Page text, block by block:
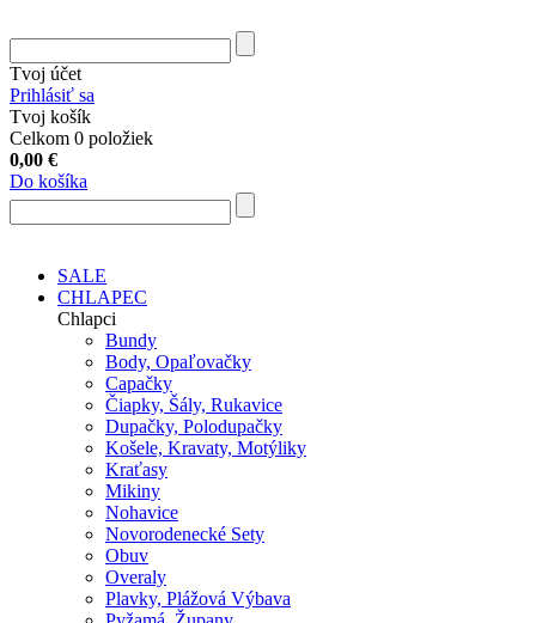
Tvoj účet
Prihlásiť sa
Tvoj košík
Celkom 0 položiek
0,00 €
Do košíka
SALE
CHLAPEC
Chlapci
Bundy
Body, Opaľovačky
Capačky
Čiapky, Šály, Rukavice
Dupačky, Polodupačky
Košele, Kravaty, Motýliky
Kraťasy
Mikiny
Nohavice
Novorodenecké Sety
Obuv
Overaly
Plavky, Plážová Výbava